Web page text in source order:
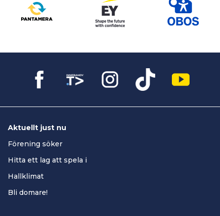
Aktuellt just nu
Förening söker
Hitta ett lag att spela i
Hallklimat
Bli domare!